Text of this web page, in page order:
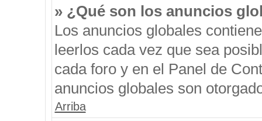
» ¿Qué son los anuncios
Los anuncios globales
leerlos cada vez que sea
cada foro y en el Panel de
anuncios globales son
Arriba